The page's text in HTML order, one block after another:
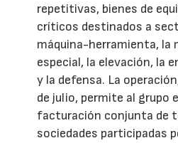
repetitivas, bienes de
críticos destinados a
máquina-herramienta, la
especial, la elevación, la
y la defensa. La
de julio, permite al grupo
facturación conjunta de
sociedades participadas